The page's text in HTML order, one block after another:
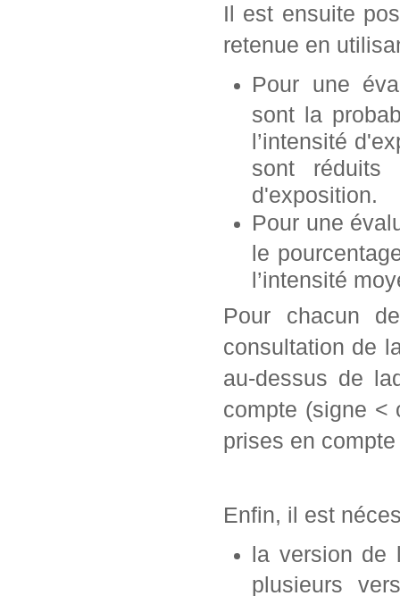
Il est ensuite
retenue en
Pour une
sont la
l’intensité
sont réduits
d'exposition.
Pour une
le
l’intensité
Pour chacun
consultation de
au-dessus de
compte (signe <
prises en
Enfin, il est
la version de
plusieurs